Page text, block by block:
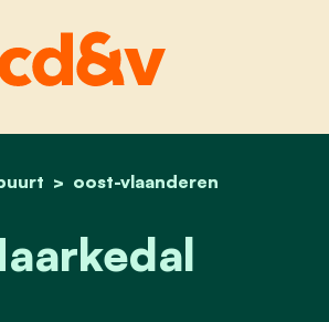
home
oost-vlaanderen
maarkedal